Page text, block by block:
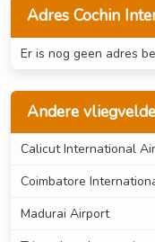
Adres Cochin
Er is nog geen adres
Andere
Calicut International
Coimbatore
Madurai Airport